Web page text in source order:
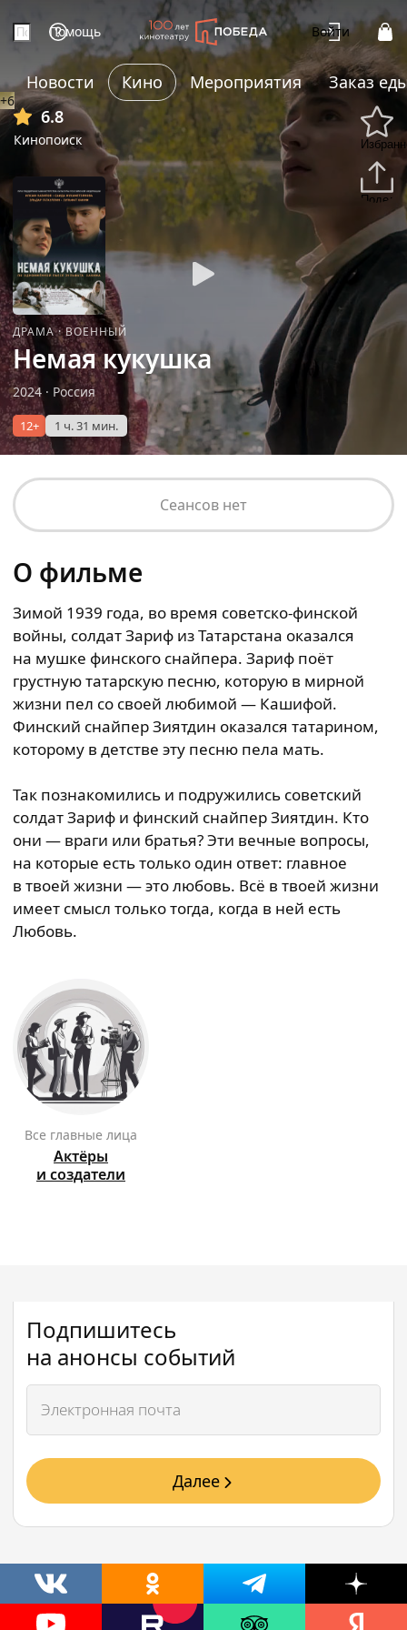
Помощь Войти
Новости Кино Мероприятия
Заказ
6.8
Кинопоиск
+6
ДРАМА·ВОЕННЫЙ
Немая кукушка
2024 · Россия
12+ 1 ч. 31 мин.
Сеансов нет
О фильме
Зимой 1939 года, во время советско-финской
войны, солдат Зариф из Татарстана оказался
на мушке финского снайпера. Зариф поёт
грустную татарскую песню, которую в мирной
жизни пел со своей любимой — Кашифой.
Финский снайпер Зиятдин оказался татарином,
которому в детстве эту песню пела мать.
Так познакомились и подружились советский
солдат Зариф и финский снайпер Зиятдин. Кто
они — враги или братья? Эти вечные вопросы,
на которые есть только один ответ: главное
в твоей жизни — это любовь. Всё в твоей жизни
имеет смысл только тогда, когда в ней есть
Любовь.
Все главные лица
Актёры
и создатели
Подпишитесь
на анонсы событий
Далее